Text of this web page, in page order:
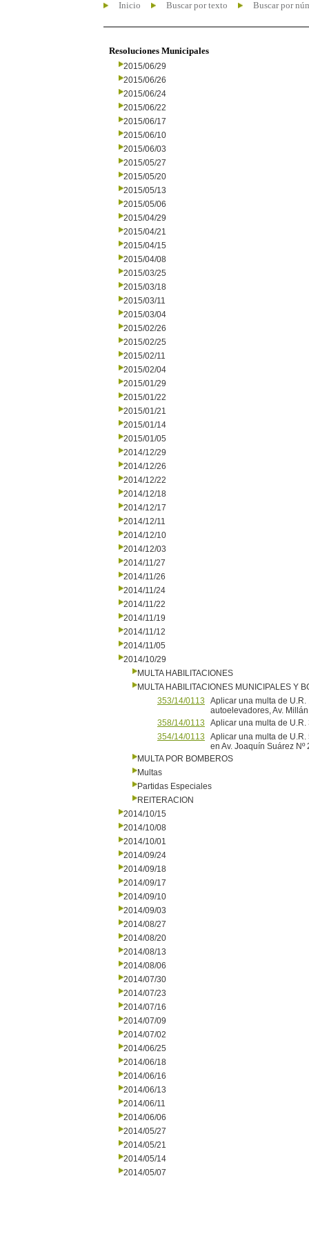
Inicio Buscar por texto Buscar por
Resoluciones Municipales
2015/06/29
2015/06/26
2015/06/24
2015/06/22
2015/06/17
2015/06/10
2015/06/03
2015/05/27
2015/05/20
2015/05/13
2015/05/06
2015/04/29
2015/04/21
2015/04/15
2015/04/08
2015/03/25
2015/03/18
2015/03/11
2015/03/04
2015/02/26
2015/02/25
2015/02/11
2015/02/04
2015/01/29
2015/01/22
2015/01/21
2015/01/14
2015/01/05
2014/12/29
2014/12/26
2014/12/22
2014/12/18
2014/12/17
2014/12/11
2014/12/10
2014/12/03
2014/11/27
2014/11/26
2014/11/24
2014/11/22
2014/11/19
2014/11/12
2014/11/05
2014/10/29
MULTA HABILITACIONES
MULTA HABILITACIONES MUNICIPALES Y
353/14/0113
Aplicar una multa de U.R.
autoelevadores, Av.
358/14/0113
Aplicar una multa de U.R.
354/14/0113
Aplicar una multa de
en Av. Joaquín Suárez
MULTA POR BOMBEROS
Multas
Partidas Especiales
REITERACION
2014/10/15
2014/10/08
2014/10/01
2014/09/24
2014/09/18
2014/09/17
2014/09/10
2014/09/03
2014/08/27
2014/08/20
2014/08/13
2014/08/06
2014/07/30
2014/07/23
2014/07/16
2014/07/09
2014/07/02
2014/06/25
2014/06/18
2014/06/16
2014/06/13
2014/06/11
2014/06/06
2014/05/27
2014/05/21
2014/05/14
2014/05/07